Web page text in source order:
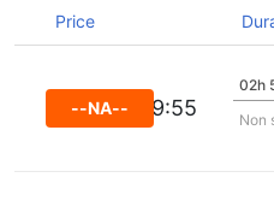
Price
02h
Non
09:55
--NA--